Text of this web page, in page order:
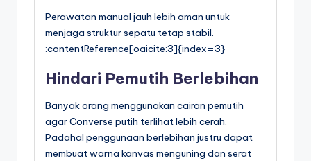
Perawatan manual jauh lebih aman untuk
menjaga struktur sepatu tetap stabil.
:contentReference[oaicite:3]{index=3}
Hindari Pemutih Berlebihan
Banyak orang menggunakan cairan pemutih
agar Converse putih terlihat lebih cerah.
Padahal penggunaan berlebihan justru dapat
membuat warna kanvas menguning dan serat